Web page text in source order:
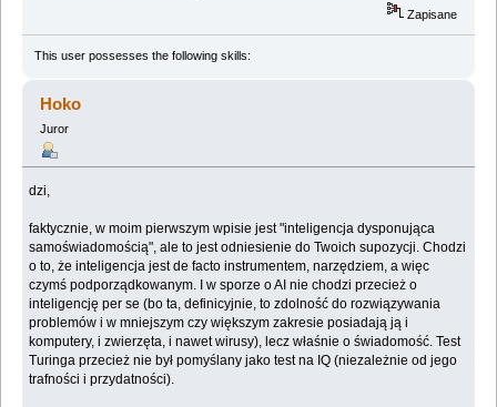
Zapisane
This user possesses the following skills:
Hoko
Juror
dzi,
faktycznie, w moim pierwszym wpisie jest "inteligencja dysponująca
samoświadomością", ale to jest odniesienie do Twoich supozycji. Chodzi
o to, że inteligencja jest de facto instrumentem, narzędziem, a więc
czymś podporządkowanym. I w sporze o AI nie chodzi przecież o
inteligencję per se (bo ta, definicyjnie, to zdolność do rozwiązywania
problemów i w mniejszym czy większym zakresie posiadają ją i
komputery, i zwierzęta, i nawet wirusy), lecz właśnie o świadomość. Test
Turinga przecież nie był pomyślany jako test na IQ (niezależnie od jego
trafności i przydatności).